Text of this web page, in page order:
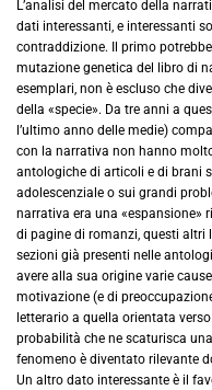
L’analisi del mercato della
dati interessanti, e interessanti
contraddizione. Il primo
mutazione genetica del libro di
esemplari, non è escluso che
della «specie». Da tre anni a
l’ultimo anno delle medie)
con la narrativa non hanno
antologiche di articoli e di brani
adolescenziale o sui grandi
narrativa era una
di pagine di romanzi, questi altri
sezioni già presenti nelle
avere alla sua origine varie
motivazione (e di
letterario a quella orientata
probabilità che ne scaturisca
fenomeno è diventato rilevante
Un altro dato interessante è il